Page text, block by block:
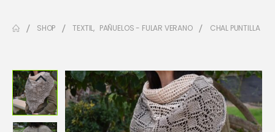
SHOP TEXTIL, PAÑUELOS - FULAR VERANO CHAL PUNTILLA